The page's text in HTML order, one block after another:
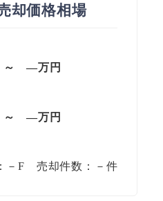
却価格相場
—万円
—万円
－F 売却件数：－件